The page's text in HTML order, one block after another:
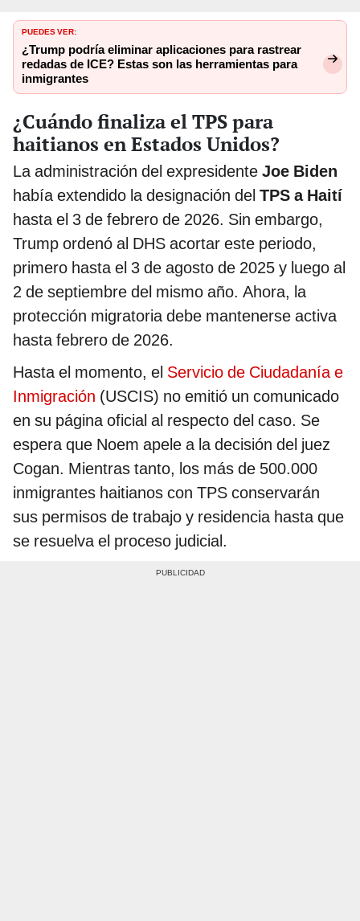
PUEDES VER:
¿Trump podría eliminar aplicaciones para rastrear
redadas de ICE? Estas son las herramientas para
inmigrantes
¿Cuándo finaliza el TPS para
haitianos en Estados Unidos?
La administración del expresidente Joe Biden
había extendido la designación del TPS a Haití
hasta el 3 de febrero de 2026. Sin embargo,
Trump ordenó al DHS acortar este periodo,
primero hasta el 3 de agosto de 2025 y luego al
2 de septiembre del mismo año. Ahora, la
protección migratoria debe mantenerse activa
hasta febrero de 2026.
Hasta el momento, el Servicio de Ciudadanía e
Inmigración (USCIS) no emitió un comunicado
en su página oficial al respecto del caso. Se
espera que Noem apele a la decisión del juez
Cogan. Mientras tanto, los más de 500.000
inmigrantes haitianos con TPS conservarán
sus permisos de trabajo y residencia hasta que
se resuelva el proceso judicial.